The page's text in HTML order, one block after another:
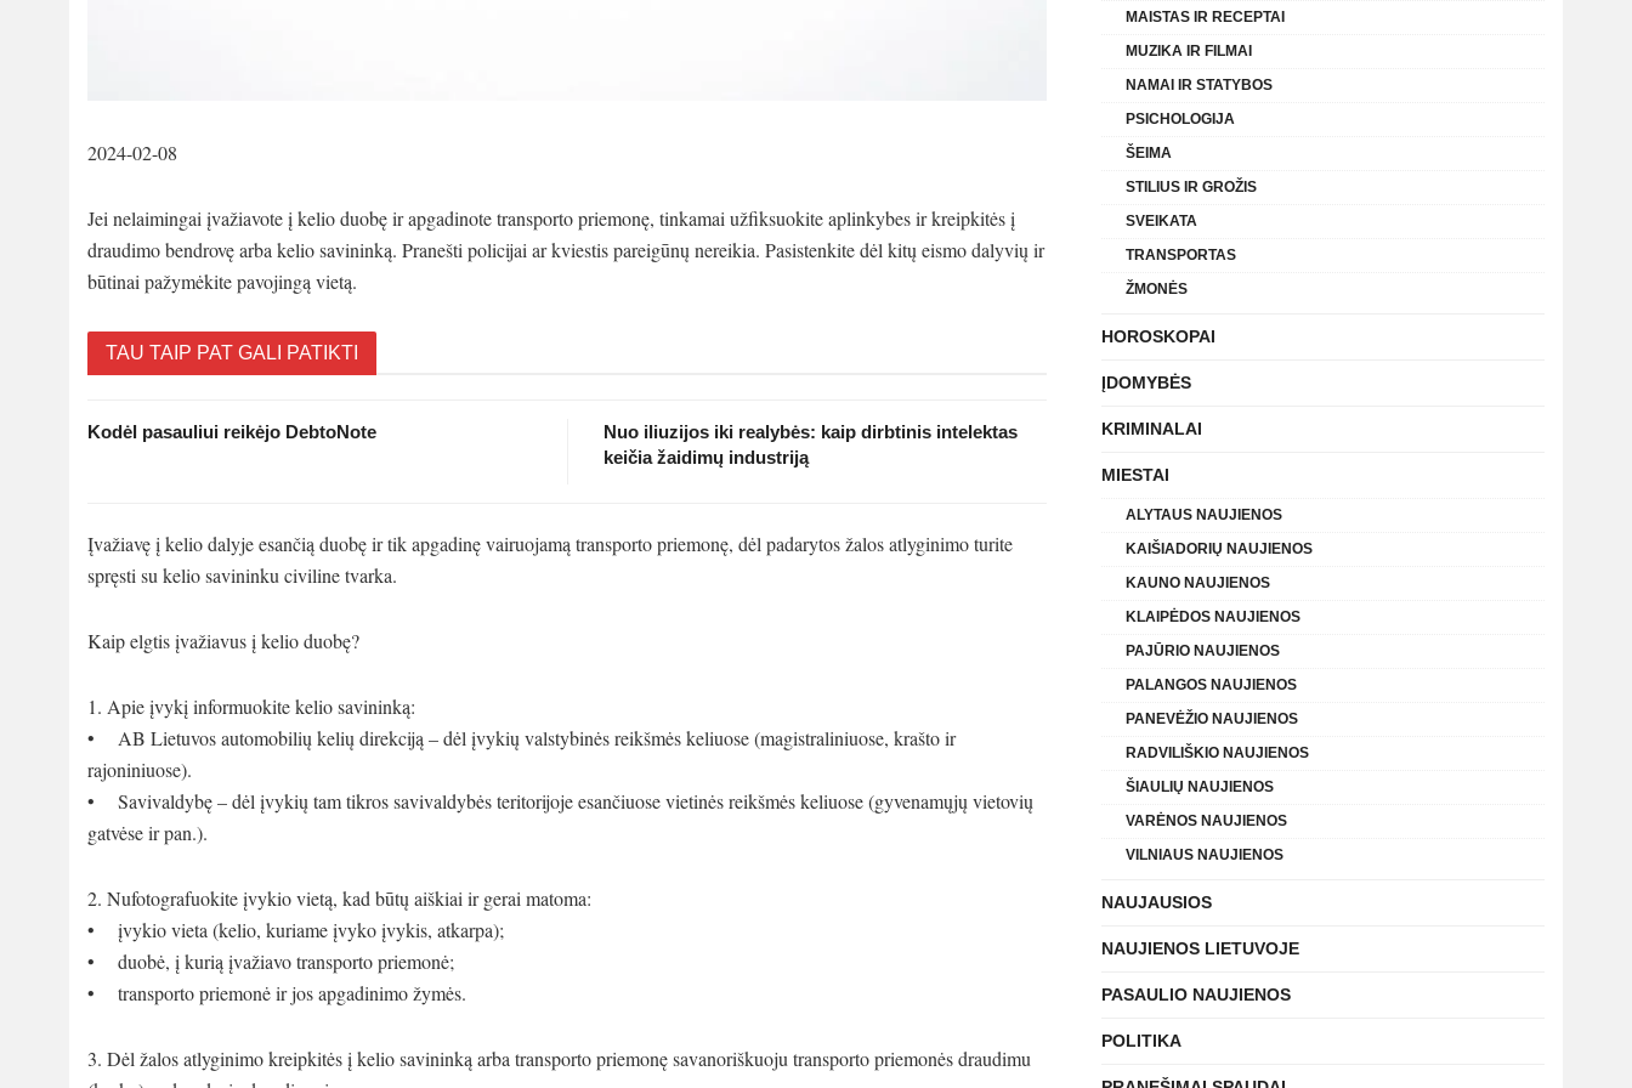
2024-02-08
Jei nelaimingai įvažiavote į kelio duobę ir apgadinote transporto priemonę, tinkamai užfiksuokite aplinkybes ir kreipkitės į
draudimo bendrovę arba kelio savininką. Pranešti policijai ar kviestis pareigūnų nereikia. Pasistenkite dėl kitų eismo dalyvių ir
būtinai pažymėkite pavojingą vietą.
TAU TAIP PAT GALI PATIKTI
Kodėl pasauliui reikėjo DebtoNote
Nuo iliuzijos iki realybės: kaip dirbtinis intelektas
keičia žaidimų industriją
Įvažiavę į kelio dalyje esančią duobę ir tik apgadinę vairuojamą transporto priemonę, dėl padarytos žalos atlyginimo turite
spręsti su kelio savininku civiline tvarka.
Kaip elgtis įvažiavus į kelio duobę?
1. Apie įvykį informuokite kelio savininką:
• AB Lietuvos automobilių kelių direkciją – dėl įvykių valstybinės reikšmės keliuose (magistraliniuose, krašto ir
rajoniniuose).
• Savivaldybę – dėl įvykių tam tikros savivaldybės teritorijoje esančiuose vietinės reikšmės keliuose (gyvenamųjų vietovių
gatvėse ir pan.).
2. Nufotografuokite įvykio vietą, kad būtų aiškiai ir gerai matoma:
• įvykio vieta (kelio, kuriame įvyko įvykis, atkarpa);
• duobė, į kurią įvažiavo transporto priemonė;
• transporto priemonė ir jos apgadinimo žymės.
3. Dėl žalos atlyginimo kreipkitės į kelio savininką arba transporto priemonę savanoriškuoju transporto priemonės draudimu
MAISTAS IR RECEPTAI
MUZIKA IR FILMAI
NAMAI IR STATYBOS
PSICHOLOGIJA
ŠEIMA
STILIUS IR GROŽIS
SVEIKATA
TRANSPORTAS
ŽMONĖS
HOROSKOPAI
ĮDOMYBĖS
KRIMINALAI
MIESTAI
ALYTAUS NAUJIENOS
KAIŠIADORIŲ NAUJIENOS
KAUNO NAUJIENOS
KLAIPĖDOS NAUJIENOS
PAJŪRIO NAUJIENOS
PALANGOS NAUJIENOS
PANEVĖŽIO NAUJIENOS
RADVILIŠKIO NAUJIENOS
ŠIAULIŲ NAUJIENOS
VARĖNOS NAUJIENOS
VILNIAUS NAUJIENOS
NAUJAUSIOS
NAUJIENOS LIETUVOJE
PASAULIO NAUJIENOS
POLITIKA